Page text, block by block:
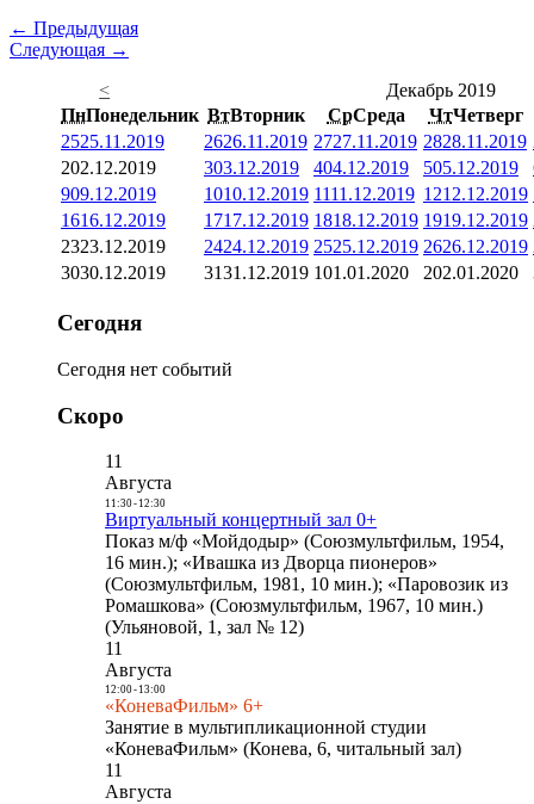
← Предыдущая
Следующая →
<
Декабрь 2019
ПнПонедельник ВтВторник СрСреда ЧтЧетверг
2525.11.2019 2626.11.2019 2727.11.2019 2828.11.2019
202.12.2019 303.12.2019 404.12.2019 505.12.2019
909.12.2019 1010.12.2019 1111.12.2019 1212.12.2019
1616.12.2019 1717.12.2019 1818.12.2019 1919.12.2019
2323.12.2019 2424.12.2019 2525.12.2019 2626.12.2019
3030.12.2019 3131.12.2019 101.01.2020 202.01.2020
Сегодня
Сегодня нет событий
Скоро
11
Августа
11:30- 12:30
Виртуальный концертный зал 0+
Показ м/ф «Мойдодыр» (Союзмультфильм, 1954,
16 мин.); «Ивашка из Дворца пионеров»
(Союзмультфильм, 1981, 10 мин.); «Паровозик из
Ромашкова» (Союзмультфильм, 1967, 10 мин.)
(Ульяновой, 1, зал № 12)
11
Августа
12:00- 13:00
«КоневаФильм» 6+
Занятие в мультипликационной студии
«КоневаФильм» (Конева, 6, читальный зал)
11
Августа